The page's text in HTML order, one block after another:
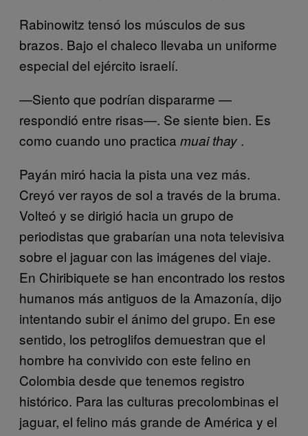
Rabinowitz tensó los músculos de sus
brazos. Bajo el chaleco llevaba un uniforme
especial del ejército israelí.
—Siento que podrían dispararme —
respondió entre risas—. Se siente bien. Es
como cuando uno practica muai thay .
Payán miró hacia la pista una vez más.
Creyó ver rayos de sol a través de la bruma.
Volteó y se dirigió hacia un grupo de
periodistas que grabarían una nota televisiva
sobre el jaguar con las imágenes del viaje.
En Chiribiquete se han encontrado los restos
humanos más antiguos de la Amazonía, dijo
intentando subir el ánimo del grupo. En ese
sentido, los petroglifos demuestran que el
hombre ha convivido con este felino en
Colombia desde que tenemos registro
histórico. Para las culturas precolombinas el
jaguar, el felino más grande de América y el